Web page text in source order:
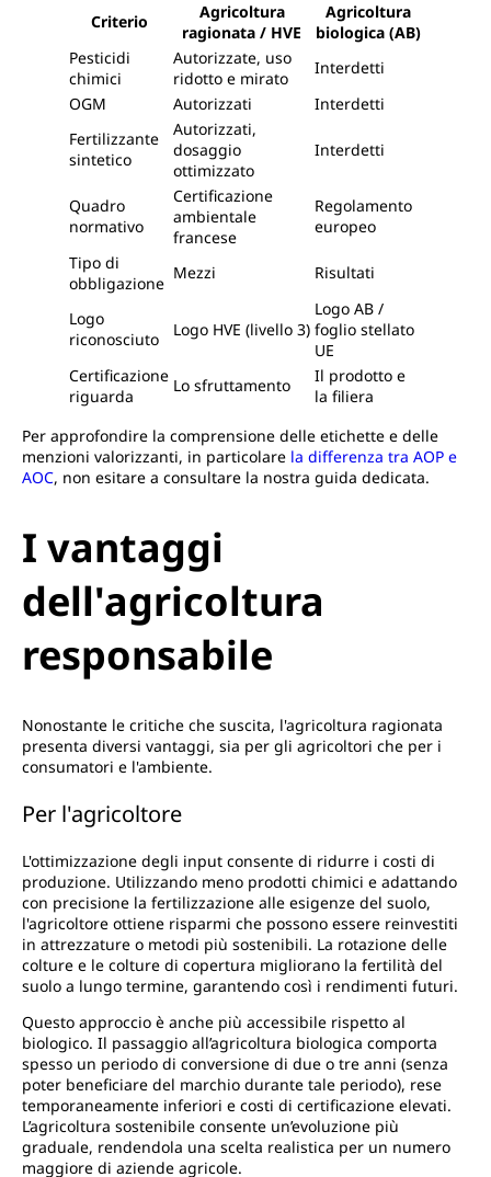
Criterio
Agricoltura
ragionata / HVE
Agricoltura
biologica (AB)
Pesticidi
chimici
Autorizzate, uso
ridotto e mirato
Interdetti
OGM
Autorizzati
Interdetti
Fertilizzante
sintetico
Autorizzati,
dosaggio
ottimizzato
Interdetti
Quadro
normativo
Certificazione
ambientale
francese
Regolamento
europeo
Tipo di
obbligazione
Mezzi Risultati
Logo
riconosciuto
Logo HVE (livello 3)
Logo AB /
foglio stellato
UE
Certificazione
riguarda
Lo sfruttamento
Il prodotto e
la filiera
Per approfondire la comprensione delle etichette e delle
menzioni valorizzanti, in particolare la differenza tra AOP e
AOC, non esitare a consultare la nostra guida dedicata.
I vantaggi
dell'agricoltura
responsabile
Nonostante le critiche che suscita, l'agricoltura ragionata
presenta diversi vantaggi, sia per gli agricoltori che per i
consumatori e l'ambiente.
Per l'agricoltore
L'ottimizzazione degli input consente di ridurre i costi di
produzione. Utilizzando meno prodotti chimici e adattando
con precisione la fertilizzazione alle esigenze del suolo,
l'agricoltore ottiene risparmi che possono essere reinvestiti
in attrezzature o metodi più sostenibili. La rotazione delle
colture e le colture di copertura migliorano la fertilità del
suolo a lungo termine, garantendo così i rendimenti futuri.
Questo approccio è anche più accessibile rispetto al
biologico. Il passaggio all’agricoltura biologica comporta
spesso un periodo di conversione di due o tre anni (senza
poter beneficiare del marchio durante tale periodo), rese
temporaneamente inferiori e costi di certificazione elevati.
L’agricoltura sostenibile consente un’evoluzione più
graduale, rendendola una scelta realistica per un numero
maggiore di aziende agricole.